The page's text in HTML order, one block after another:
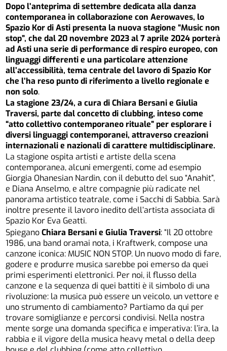
Dopo l’anteprima di settembre dedicata alla danza
contemporanea in collaborazione con Aerowaves, lo
Spazio Kor di Asti presenta la nuova stagione “Music non
stop”, che dal 20 novembre 2023 al 7 aprile 2024 porterà
ad Asti una serie di performance di respiro europeo, con
linguaggi differenti e una particolare attenzione
all’accessibilità, tema centrale del lavoro di Spazio Kor
che l’ha reso punto di riferimento a livello regionale e
non solo.
La stagione 23/24, a cura di Chiara Bersani e Giulia
Traversi, parte dal concetto di clubbing, inteso come
“atto collettivo contemporaneo rituale” per esplorare i
diversi linguaggi contemporanei, attraverso creazioni
internazionali e nazionali di carattere multidisciplinare.
La stagione ospita artisti e artiste della scena
contemporanea, alcuni emergenti, come ad esempio
Giorgia Ohanesian Nardin, con il debutto del suo “Anahit”,
e Diana Anselmo, e altre compagnie più radicate nel
panorama artistico teatrale, come i Sacchi di Sabbia. Sarà
inoltre presente il lavoro inedito dell’artista associata di
Spazio Kor Eva Geatti.
SpieganoChiara Bersani e Giulia Traversi: “Il 20 ottobre
1986, una band oramai nota, i Kraftwerk, compose una
canzone iconica: MUSIC NON STOP. Un nuovo modo di fare,
godere e produrre musica sarebbe poi emerso da quei
primi esperimenti elettronici. Per noi, il flusso della
canzone e la sequenza di quei battiti è il simbolo di una
rivoluzione: la musica può essere un veicolo, un vettore e
uno strumento di cambiamento? Partiamo da qui per
trovare somiglianze e percorsi condivisi. Nella nostra
mente sorge una domanda specifica e imperativa: l’ira, la
rabbia e il vigore della musica heavy metal o della deep